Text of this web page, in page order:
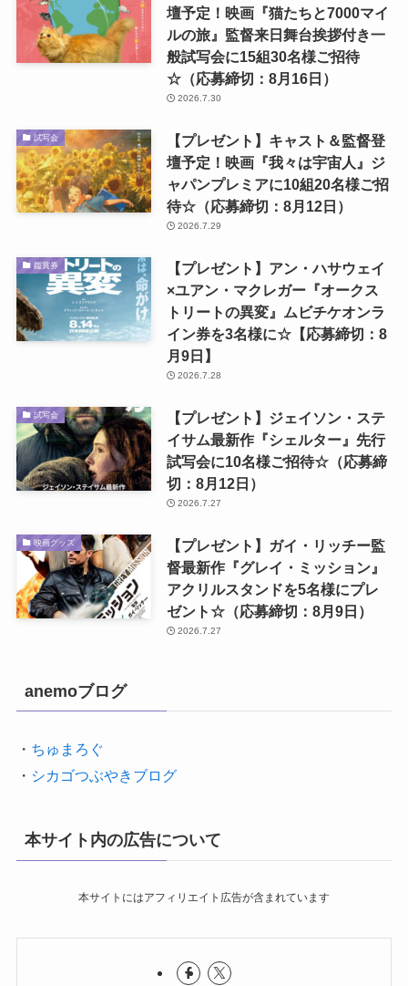
壇予定！映画『猫たちと7000マイ
ルの旅』監督来日舞台挨拶付き一
般試写会に15組30名様ご招待
☆（応募締切：8月16日）
2026.7.30
試写会
【プレゼント】キャスト＆監督登
壇予定！映画『我々は宇宙人』ジ
ャパンプレミアに10組20名様ご招
待☆（応募締切：8月12日）
2026.7.29
鑑賞券
【プレゼント】アン・ハサウェイ
×ユアン・マクレガー『オークス
トリートの異変』ムビチケオンラ
イン券を3名様に☆【応募締切：8
月9日】
2026.7.28
試写会
【プレゼント】ジェイソン・ステ
イサム最新作『シェルター』先行
試写会に10名様ご招待☆（応募締
切：8月12日）
2026.7.27
映画グッズ
【プレゼント】ガイ・リッチー監
督最新作『グレイ・ミッション』
アクリルスタンドを5名様にプレ
ゼント☆（応募締切：8月9日）
2026.7.27
anemoブログ
・ ちゅまろぐ
・ シカゴつぶやきブログ
本サイト内の広告について
本サイトにはアフィリエイト広告が含まれています